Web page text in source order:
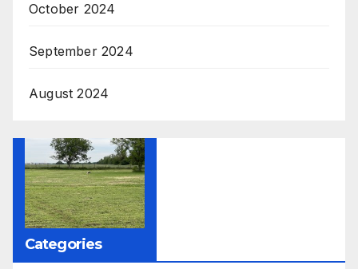
October 2024
September 2024
August 2024
Categories